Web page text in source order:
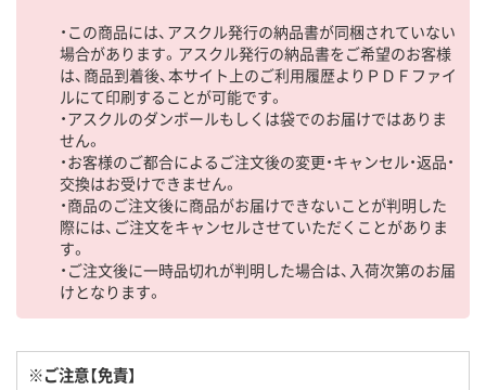
・この商品には、アスクル発行の納品書が同梱されていない
場合があります。アスクル発行の納品書をご希望のお客様
は、商品到着後、本サイト上のご利用履歴よりＰＤＦファイ
ルにて印刷することが可能です。
・アスクルのダンボールもしくは袋でのお届けではありま
せん。
・お客様のご都合によるご注文後の変更・キャンセル・返品・
交換はお受けできません。
・商品のご注文後に商品がお届けできないことが判明した
際には、ご注文をキャンセルさせていただくことがありま
す。
・ご注文後に一時品切れが判明した場合は、入荷次第のお届
けとなります。
※ご注意【免責】